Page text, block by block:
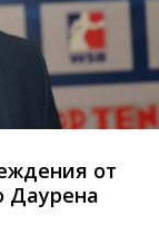
от
Даурена